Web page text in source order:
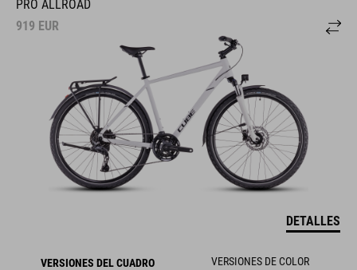
PRO ALLROAD
919 EUR
DETALLES
VERSIONES DEL CUADRO VERSIONES DE COLOR